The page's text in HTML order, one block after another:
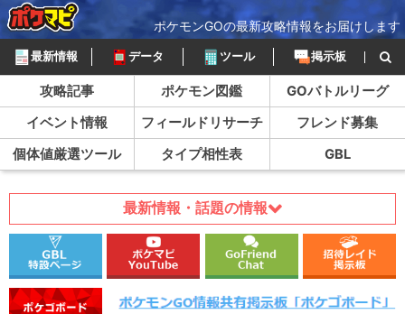
ポケモンGOの最新攻略情報をお届けします
最新情報 データ ツール 掲示板
攻略記事 ポケモン図鑑
GOバトルリーグ
イベント情報
フィールドリサーチ
フレンド募集
個体値厳選ツール
タイプ相性表 GBL
最新情報・話題の情報